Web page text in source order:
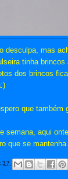
desculpa, mas
tinha
dos brincos
que também
semana, aqui
que se